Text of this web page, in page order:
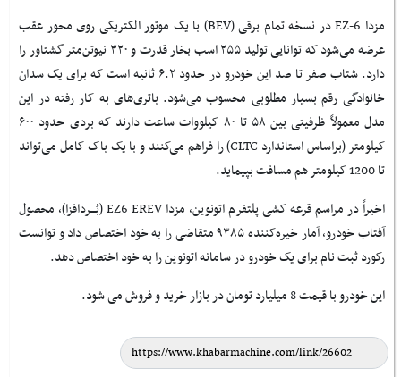
مزدا EZ-6در نسخه تمام برقی (BEV) با یک موتور الکتریکی روی محور عقب
عرضه می‌شود که توانایی تولید ۲۵۵ اسب بخار قدرت و ۳۲۰ نیوتن‌متر گشتاور را
دارد. شتاب صفر تا صد این خودرو در حدود ۶.۲ ثانیه است که برای یک سدان
خانوادگی رقم بسیار مطلوبی محسوب می‌شود. باتری‌های به کار رفته در این
مدل معمولاً ظرفیتی بین ۵۸ تا ۸۰ کیلووات ساعت دارند که بردی حدود ۶۰۰
کیلومتر (براساس استاندارد CLTC) را فراهم می‌کنند و با یک باک کامل می‌تواند
تا 1200 کیلومتر هم مسافت بپیماید.
اخیراً در مراسم قرعه کشی پلتفرم اتونوین، مزدا EZ6 EREV(بُـــردافزا)، محصول
آفتاب خودرو، آمار خیره‌کننده ۹۳۸۵ متقاضی را به خود اختصاص داد و توانست
رکورد ثبت نام برای یک خودرو در سامانه اتونوین را به خود اختصاص دهد.
این خودرو با قیمت 8 میلیارد تومان در بازار خرید و فروش می شود.